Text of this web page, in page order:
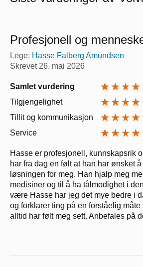
Profesjonell og
Lege: Hasse Falberg Amundsen
Skrevet 26. mai 2026
Samlet vurdering
Tilgjengelighet
Tillit og kommunikasjon
Service
Hasse er profesjonell, kunnskapsrik
har fra dag en følt at han har ønsket
løsningen for meg. Han hjalp meg
medisiner og til å ha tålmodighet i
være Hasse har jeg det mye bedre i
og forklarer ting på en forståelig
alltid har følt meg sett. Anbefales på